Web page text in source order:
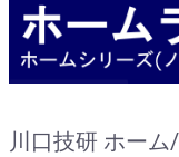
川口技研 ホー